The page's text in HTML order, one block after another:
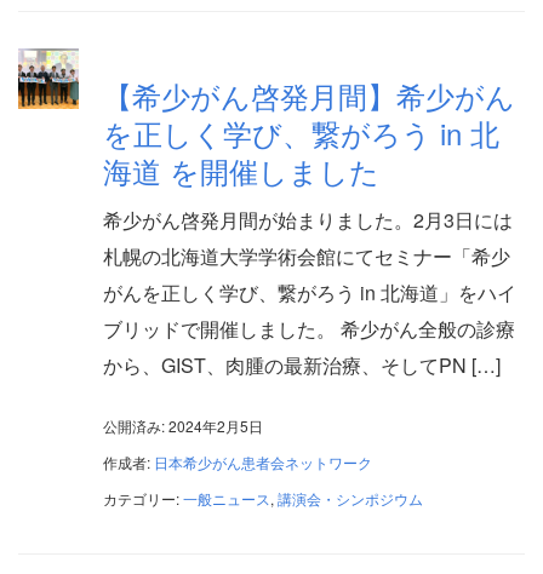
【希少がん啓発月間】希少がん
を正しく学び、繋がろう in 北
海道 を開催しました
希少がん啓発月間が始まりました。2月3日には
札幌の北海道大学学術会館にてセミナー「希少
がんを正しく学び、繋がろう in 北海道」をハイ
ブリッドで開催しました。 希少がん全般の診療
から、GIST、肉腫の最新治療、そしてPN […]
公開済み: 2024年2月5日
作成者: 日本希少がん患者会ネットワーク
カテゴリー:一般ニュース, 講演会・シンポジウム